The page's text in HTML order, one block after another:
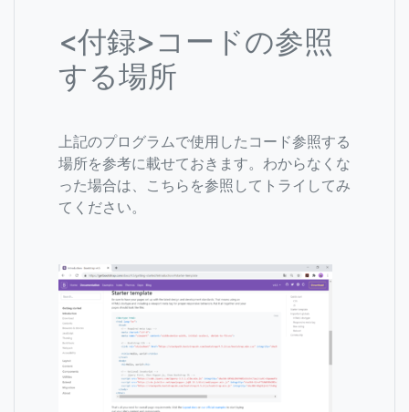
<付録>コードの参照
する場所
上記のプログラムで使用したコード参照する
場所を参考に載せておきます。わからなくな
った場合は、こちらを参照してトライしてみ
てください。